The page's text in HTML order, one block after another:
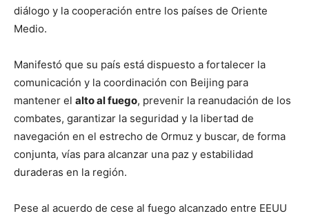
diálogo y la cooperación entre los países de Oriente
Medio.
Manifestó que su país está dispuesto a fortalecer la
comunicación y la coordinación con Beijing para
mantener el alto al fuego, prevenir la reanudación de los
combates, garantizar la seguridad y la libertad de
navegación en el estrecho de Ormuz y buscar, de forma
conjunta, vías para alcanzar una paz y estabilidad
duraderas en la región.
Pese al acuerdo de cese al fuego alcanzado entre EEUU